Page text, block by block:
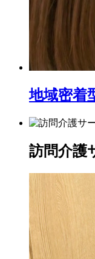
地域密着
訪問介護